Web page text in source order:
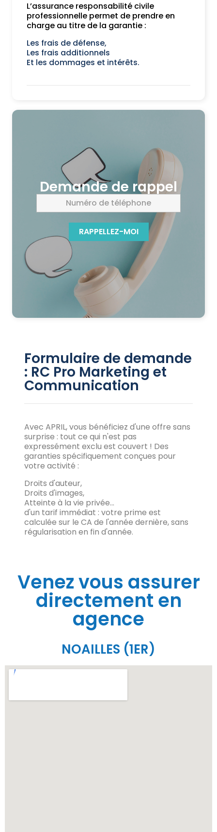
L’assurance responsabilité civile
professionnelle permet de prendre en
charge au titre de la garantie :
Les frais de défense,
Les frais additionnels
Et les dommages et intérêts.
Demande de rappel
RAPPELLEZ-MOI
Formulaire de demande
: RC Pro Marketing et
Communication
Avec APRIL, vous bénéficiez d'une offre sans
surprise : tout ce qui n'est pas
expressément exclu est couvert ! Des
garanties spécifiquement conçues pour
votre activité :
Droits d'auteur,
Droits d'images,
Atteinte à la vie privée...
d'un tarif immédiat : votre prime est
calculée sur le CA de l'année dernière, sans
régularisation en fin d'année.
Venez vous assurer
directement en
agence
NOAILLES (1ER)